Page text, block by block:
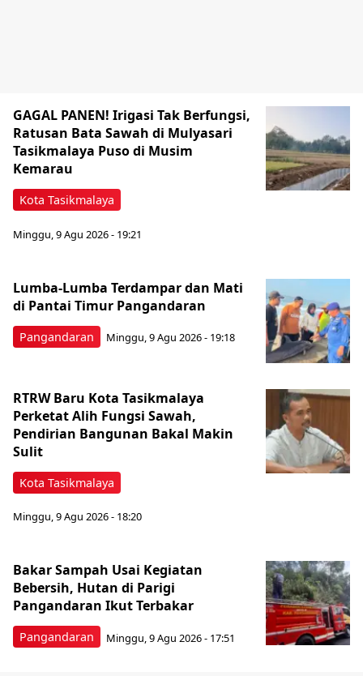
Kota Tasikmalaya
GAGAL PANEN! Irigasi Tak Berfungsi,
Ratusan Bata Sawah di Mulyasari
Tasikmalaya Puso di Musim
Kemarau
Minggu, 9 Agu 2026 - 19:21
Pangandaran
Lumba-Lumba Terdampar dan Mati
di Pantai Timur Pangandaran
Minggu, 9 Agu 2026 - 19:18
Kota Tasikmalaya
RTRW Baru Kota Tasikmalaya
Perketat Alih Fungsi Sawah,
Pendirian Bangunan Bakal Makin
Sulit
Minggu, 9 Agu 2026 - 18:20
Pangandaran
Bakar Sampah Usai Kegiatan
Bebersih, Hutan di Parigi
Pangandaran Ikut Terbakar
Minggu, 9 Agu 2026 - 17:51